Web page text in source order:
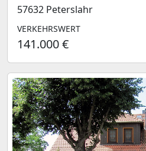
57632 Peterslahr
VERKEHRSWERT
141.000 €